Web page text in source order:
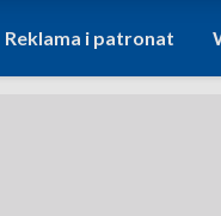
Reklama i patronat